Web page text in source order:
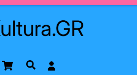
Cart Αναζήτηση